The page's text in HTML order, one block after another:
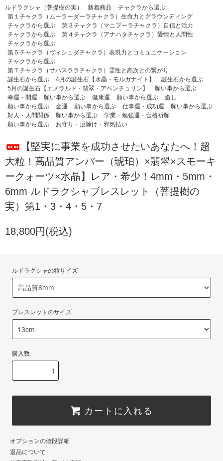
ルドラクシャ（菩提樹の実） 新着商品
チャクラから選ぶ
第１チャクラ（ムーラーダーラチャクラ）生命力とグラウンディング
チャクラから選ぶ
第３チャクラ（マニプーラチャクラ）自信と活力
チャクラから選ぶ
第４チャクラ（アナハタチャクラ）愛情と人間性
チャクラから選ぶ
第５チャクラ（ヴィシュダチャクラ）表現力とコミュニケーション
チャクラから選ぶ
第７チャクラ（サハスララチャクラ）霊性と高次との繋がり
誕生石から選ぶ
4月の誕生石【水晶・モルガナイト】
誕生石から選ぶ
5月の誕生石【エメラルド・翡翠・アベンチュリン】
願い事から選ぶ
幸運・開運
願い事から選ぶ 健康運 願い事から選ぶ
癒し
願い事から選ぶ
金運 願い事から選ぶ 仕事運・成功運
願い事から選ぶ
対人・人間関係
願い事から選ぶ
学業・勉強運・合格祈願
願い事から選ぶ
お守り・厄除け・邪気払い
【堅実に事業を成功させたいあなたへ！超
大粒！高品質アンバー（琥珀）×翡翠×スモーキ
ークォーツ×水晶】レア・希少！4mm・5mm・
6mm ルドラクシャブレスレット（菩提樹の
実）第1・3・4・5・7
18,800円(税込)
ルドラクシャの粒サイズ
ブレスレットのサイズ
購入数
カートに入れる
オプションの値段詳細
返品について